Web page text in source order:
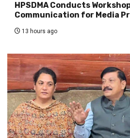
HPSDMA Conducts
Communication for Media
13 hours ago